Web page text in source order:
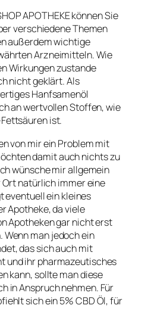
APOTHEKE können Sie
verschiedene Themen
außerdem wichtige
Arzneimitteln. Wie
Wirkungen zustande
nicht geklärt. Als
Hanfsamenöl
an wertvollen Stoffen, wie
ist.
von mir ein Problem mit
damit auch nichts zu
wünsche mir allgemein
Ort natürlich immer eine
eventuell ein kleines
Apotheke, da viele
Apotheken gar nicht erst
Wenn man jedoch ein
das sich auch mit
und ihr pharmazeutisches
kann, sollte man diese
in Anspruch nehmen. Für
sich ein 5% CBD Öl, für